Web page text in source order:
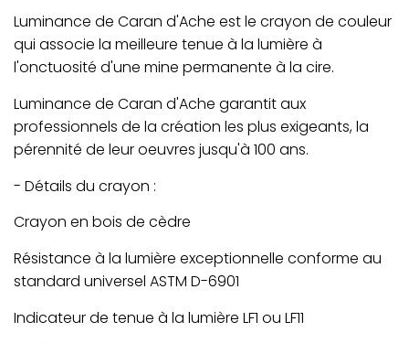
Luminance de Caran d'Ache est le crayon de couleur
qui associe la meilleure tenue à la lumière à
l'onctuosité d'une mine permanente à la cire.
Luminance de Caran d'Ache garantit aux
professionnels de la création les plus exigeants, la
pérennité de leur oeuvres jusqu'à 100 ans.
- Détails du crayon :
Crayon en bois de cèdre
Résistance à la lumière exceptionnelle conforme au
standard universel ASTM D-6901
Indicateur de tenue à la lumière LF1 ou LF11